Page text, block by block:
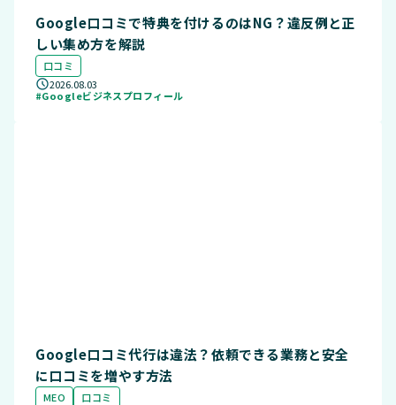
Google口コミで特典を付けるのはNG？違反例と正
しい集め方を解説
口コミ
2026.08.03
#Googleビジネスプロフィール
Google口コミ代行は違法？依頼できる業務と安全
に口コミを増やす方法
MEO
口コミ